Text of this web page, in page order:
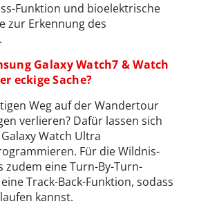
Funktion und bioelektrische
zur Erkennung des
Galaxy Watch7 & Watch
eckige Sache?
Weg auf der Wandertour
verlieren? Dafür lassen sich
Watch Ultra
Für die Wildnis-
zudem eine Turn-By-Turn-
Track-Back-Funktion, sodass
kannst.